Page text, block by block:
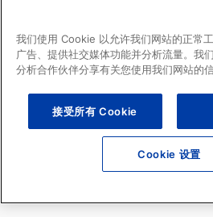
©2026 GCX 公司 常见问题 关于本网
我们使用 Cookie 以允许我们网站的正常
广告、提供社交媒体功能并分析流量。我
分析合作伙伴分享有关您使用我们网站的信
接受所有 Cookie
Cookie 设置